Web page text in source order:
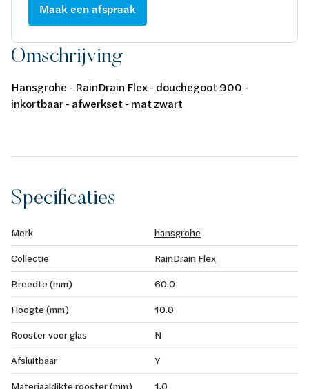
Maak een afspraak
Omschrijving
Hansgrohe - RainDrain Flex - douchegoot 900 -
inkortbaar - afwerkset - mat zwart
Specificaties
Merk
hansgrohe
Collectie
RainDrain Flex
Breedte (mm)
60.0
Hoogte (mm)
10.0
Rooster voor glas
N
Afsluitbaar
Y
Materiaaldikte rooster (mm)
1.0